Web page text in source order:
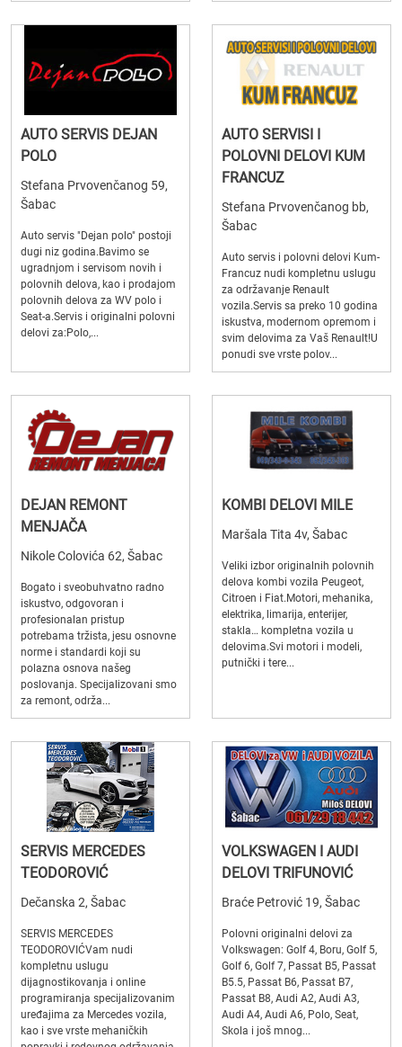
AUTO SERVIS DEJAN
POLO
Stefana Prvovenčanog 59,
Šabac
Auto servis "Dejan polo" postoji
dugi niz godina.Bavimo se
ugradnjom i servisom novih i
polovnih delova, kao i prodajom
polovnih delova za WV polo i
Seat-a.Servis i originalni polovni
delovi za:Polo,...
AUTO SERVISI I
POLOVNI DELOVI KUM
FRANCUZ
Stefana Prvovenčanog bb,
Šabac
Auto servis i polovni delovi Kum-
Francuz nudi kompletnu uslugu
za održavanje Renault
vozila.Servis sa preko 10 godina
iskustva, modernom opremom i
svim delovima za Vaš Renault!U
ponudi sve vrste polov...
DEJAN REMONT
MENJAČA
Nikole Colovića 62, Šabac
Bogato i sveobuhvatno radno
iskustvo, odgovoran i
profesionalan pristup
potrebama tržista, jesu osnovne
norme i standardi koji su
polazna osnova našeg
poslovanja. Specijalizovani smo
za remont, održa...
KOMBI DELOVI MILE
Maršala Tita 4v, Šabac
Veliki izbor originalnih polovnih
delova kombi vozila Peugeot,
Citroen i Fiat.Motori, mehanika,
elektrika, limarija, enterijer,
stakla… kompletna vozila u
delovima.Svi motori i modeli,
putnički i tere...
SERVIS MERCEDES
TEODOROVIĆ
Dečanska 2, Šabac
SERVIS MERCEDES
TEODOROVIĆVam nudi
kompletnu uslugu
dijagnostikovanja i online
programiranja specijalizovanim
uređajima za Mercedes vozila,
kao i sve vrste mehaničkih
VOLKSWAGEN I AUDI
DELOVI TRIFUNOVIĆ
Braće Petrović 19, Šabac
Polovni originalni delovi za
Volkswagen: Golf 4, Boru, Golf 5,
Golf 6, Golf 7, Passat B5, Passat
B5.5, Passat B6, Passat B7,
Passat B8, Audi A2, Audi A3,
Audi A4, Audi A6, Polo, Seat,
Skola i još mnog...